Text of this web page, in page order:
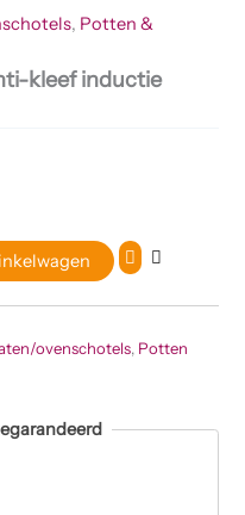
, Potten &
kleef inductie
ovenschotels, Potten